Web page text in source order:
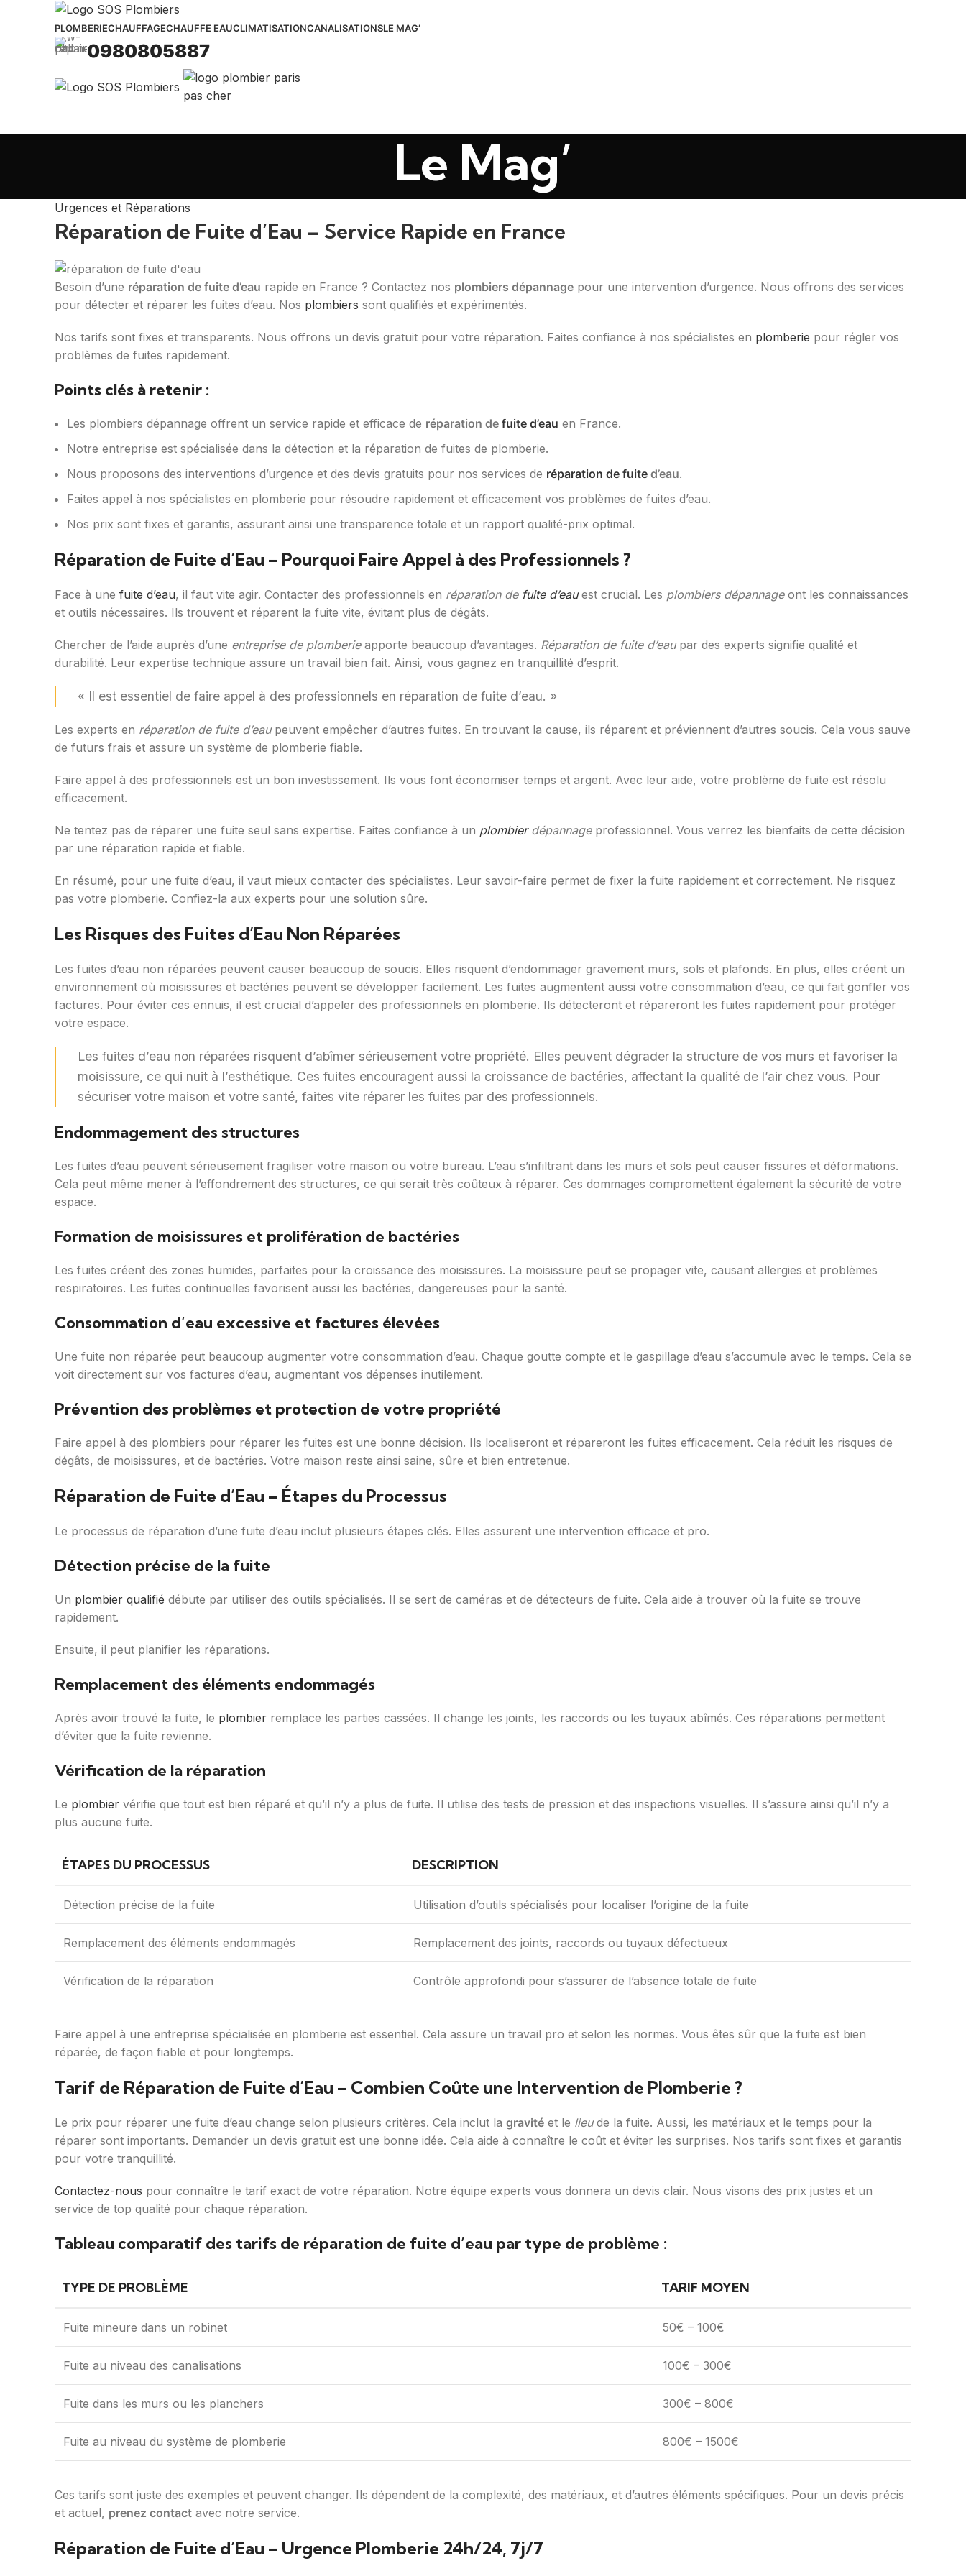
PLOMBERIECHAUFFAGECHAUFFE EAUCLIMATISATIONCANALISATIONSLE MAG’
0980805887
Le Mag’
Urgences et Réparations
Réparation de Fuite d’Eau – Service Rapide en France
Besoin d’une réparation de fuite d’eau rapide en France ? Contactez nos plombiers dépannage pour une intervention d’urgence. Nous offrons des services
pour détecter et réparer les fuites d’eau. Nos plombiers sont qualifiés et expérimentés.
Nos tarifs sont fixes et transparents. Nous offrons un devis gratuit pour votre réparation. Faites confiance à nos spécialistes en plomberie pour régler vos
problèmes de fuites rapidement.
Points clés à retenir :
Les plombiers dépannage offrent un service rapide et efficace de réparation de fuite d’eau en France.
Notre entreprise est spécialisée dans la détection et la réparation de fuites de plomberie.
Nous proposons des interventions d’urgence et des devis gratuits pour nos services de réparation de fuite d’eau.
Faites appel à nos spécialistes en plomberie pour résoudre rapidement et efficacement vos problèmes de fuites d’eau.
Nos prix sont fixes et garantis, assurant ainsi une transparence totale et un rapport qualité-prix optimal.
Réparation de Fuite d’Eau – Pourquoi Faire Appel à des Professionnels ?
Face à une fuite d’eau, il faut vite agir. Contacter des professionnels en réparation de fuite d’eauest crucial. Les plombiers dépannageont les connaissances
et outils nécessaires. Ils trouvent et réparent la fuite vite, évitant plus de dégâts.
Chercher de l’aide auprès d’une entreprise de plomberieapporte beaucoup d’avantages. Réparation de fuite d’eaupar des experts signifie qualité et
durabilité. Leur expertise technique assure un travail bien fait. Ainsi, vous gagnez en tranquillité d’esprit.
« Il est essentiel de faire appel à des professionnels en réparation de fuite d’eau. »
Les experts en réparation de fuite d’eaupeuvent empêcher d’autres fuites. En trouvant la cause, ils réparent et préviennent d’autres soucis. Cela vous sauve
de futurs frais et assure un système de plomberie fiable.
Faire appel à des professionnels est un bon investissement. Ils vous font économiser temps et argent. Avec leur aide, votre problème de fuite est résolu
efficacement.
Ne tentez pas de réparer une fuite seul sans expertise. Faites confiance à un plombierdépannageprofessionnel. Vous verrez les bienfaits de cette décision
par une réparation rapide et fiable.
En résumé, pour une fuite d’eau, il vaut mieux contacter des spécialistes. Leur savoir-faire permet de fixer la fuite rapidement et correctement. Ne risquez
pas votre plomberie. Confiez-la aux experts pour une solution sûre.
Les Risques des Fuites d’Eau Non Réparées
Les fuites d’eau non réparées peuvent causer beaucoup de soucis. Elles risquent d’endommager gravement murs, sols et plafonds. En plus, elles créent un
environnement où moisissures et bactéries peuvent se développer facilement. Les fuites augmentent aussi votre consommation d’eau, ce qui fait gonfler vos
factures. Pour éviter ces ennuis, il est crucial d’appeler des professionnels en plomberie. Ils détecteront et répareront les fuites rapidement pour protéger
votre espace.
Les fuites d’eau non réparées risquent d’abîmer sérieusement votre propriété. Elles peuvent dégrader la structure de vos murs et favoriser la
moisissure, ce qui nuit à l’esthétique. Ces fuites encouragent aussi la croissance de bactéries, affectant la qualité de l’air chez vous. Pour
sécuriser votre maison et votre santé, faites vite réparer les fuites par des professionnels.
Endommagement des structures
Les fuites d’eau peuvent sérieusement fragiliser votre maison ou votre bureau. L’eau s’infiltrant dans les murs et sols peut causer fissures et déformations.
Cela peut même mener à l’effondrement des structures, ce qui serait très coûteux à réparer. Ces dommages compromettent également la sécurité de votre
espace.
Formation de moisissures et prolifération de bactéries
Les fuites créent des zones humides, parfaites pour la croissance des moisissures. La moisissure peut se propager vite, causant allergies et problèmes
respiratoires. Les fuites continuelles favorisent aussi les bactéries, dangereuses pour la santé.
Consommation d’eau excessive et factures élevées
Une fuite non réparée peut beaucoup augmenter votre consommation d’eau. Chaque goutte compte et le gaspillage d’eau s’accumule avec le temps. Cela se
voit directement sur vos factures d’eau, augmentant vos dépenses inutilement.
Prévention des problèmes et protection de votre propriété
Faire appel à des plombiers pour réparer les fuites est une bonne décision. Ils localiseront et répareront les fuites efficacement. Cela réduit les risques de
dégâts, de moisissures, et de bactéries. Votre maison reste ainsi saine, sûre et bien entretenue.
Réparation de Fuite d’Eau – Étapes du Processus
Le processus de réparation d’une fuite d’eau inclut plusieurs étapes clés. Elles assurent une intervention efficace et pro.
Détection précise de la fuite
Un plombier qualifié débute par utiliser des outils spécialisés. Il se sert de caméras et de détecteurs de fuite. Cela aide à trouver où la fuite se trouve
rapidement.
Ensuite, il peut planifier les réparations.
Remplacement des éléments endommagés
Après avoir trouvé la fuite, le plombier remplace les parties cassées. Il change les joints, les raccords ou les tuyaux abîmés. Ces réparations permettent
d’éviter que la fuite revienne.
Vérification de la réparation
Le plombier vérifie que tout est bien réparé et qu’il n’y a plus de fuite. Il utilise des tests de pression et des inspections visuelles. Il s’assure ainsi qu’il n’y a
plus aucune fuite.
ÉTAPES DU PROCESSUS DESCRIPTION
Détection précise de la fuite Utilisation d’outils spécialisés pour localiser l’origine de la fuite
Remplacement des éléments endommagés Remplacement des joints, raccords ou tuyaux défectueux
Vérification de la réparation Contrôle approfondi pour s’assurer de l’absence totale de fuite
Faire appel à une entreprise spécialisée en plomberie est essentiel. Cela assure un travail pro et selon les normes. Vous êtes sûr que la fuite est bien
réparée, de façon fiable et pour longtemps.
Tarif de Réparation de Fuite d’Eau – Combien Coûte une Intervention de Plomberie ?
Le prix pour réparer une fuite d’eau change selon plusieurs critères. Cela inclut la gravité et le lieude la fuite. Aussi, les matériaux et le temps pour la
réparer sont importants. Demander un devis gratuit est une bonne idée. Cela aide à connaître le coût et éviter les surprises. Nos tarifs sont fixes et garantis
pour votre tranquillité.
Contactez-nous pour connaître le tarif exact de votre réparation. Notre équipe experts vous donnera un devis clair. Nous visons des prix justes et un
service de top qualité pour chaque réparation.
Tableau comparatif des tarifs de réparation de fuite d’eau par type de problème :
TYPE DE PROBLÈME TARIF MOYEN
Fuite mineure dans un robinet 50€ – 100€
Fuite au niveau des canalisations 100€ – 300€
Fuite dans les murs ou les planchers 300€ – 800€
Fuite au niveau du système de plomberie 800€ – 1500€
Ces tarifs sont juste des exemples et peuvent changer. Ils dépendent de la complexité, des matériaux, et d’autres éléments spécifiques. Pour un devis précis
et actuel, prenez contact avec notre service.
Réparation de Fuite d’Eau – Urgence Plomberie 24h/24, 7j/7